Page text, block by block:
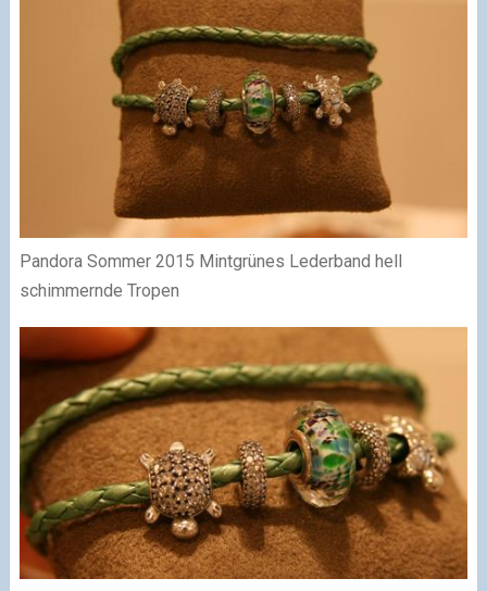
Pandora Sommer 2015 Mintgrünes Lederband hell
schimmernde Tropen